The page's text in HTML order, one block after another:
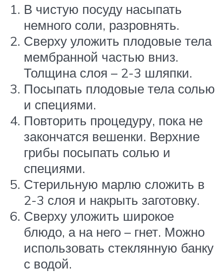
В чистую посуду насыпать
немного соли, разровнять.
Сверху уложить плодовые тела
мембранной частью вниз.
Толщина слоя – 2-3 шляпки.
Посыпать плодовые тела солью
и специями.
Повторить процедуру, пока не
закончатся вешенки. Верхние
грибы посыпать солью и
специями.
Стерильную марлю сложить в
2-3 слоя и накрыть заготовку.
Сверху уложить широкое
блюдо, а на него – гнет. Можно
использовать стеклянную банку
с водой.